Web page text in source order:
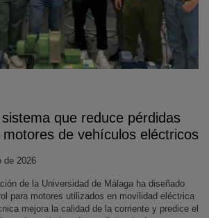
que reduce pérdidas
de vehículos eléctricos
de 2026
de la Universidad de Málaga ha diseñado
para motores utilizados en movilidad eléctrica
mejora la calidad de la corriente y predice el